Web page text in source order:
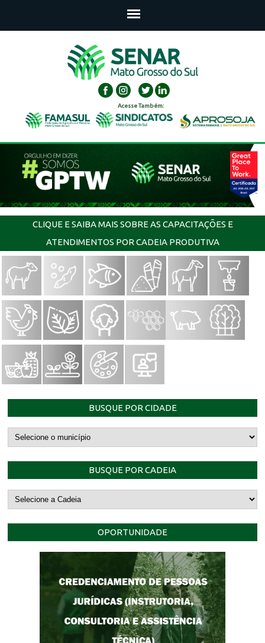
Acesse Também:
CLIQUE E SAIBA MAIS SOBRE AS CAPACITAÇÕES E
ATENDIMENTOS POR CADEIA PRODUTIVA
BUSQUE POR CIDADE
BUSQUE POR CADEIA
OPORTUNIDADE